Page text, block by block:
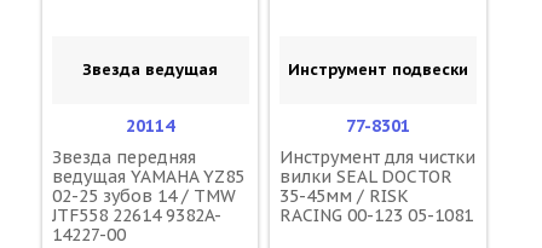
Звезда ведущая
20114
Звезда передняя
ведущая YAMAHA YZ85
02-25 зубов 14 / TMW
JTF558 22614 9382A-
14227-00
Инструмент подвески
77-8301
Инструмент для чистки
вилки SEAL DOCTOR
35-45мм / RISK
RACING 00-123 05-1081